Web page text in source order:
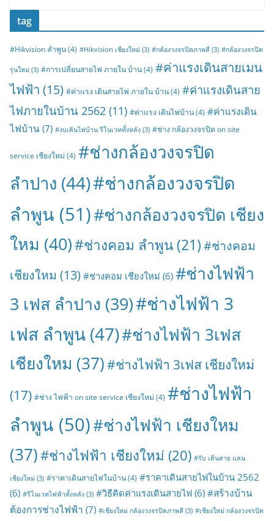
tag
#Hikvision ลำพูน(4) #Hikvision เชียงใหม่ (3) #กล้องวงจรปิดภาพสี (3) #กล้องวงจรปิด
รุ่นใหม่ (3) #การเปลี่ยนสายไฟ ภายใน บ้าน(4) #ค่าแรงเดินสายเมน
ไฟฟ้า (15) #ค่าแรง เดินสายไฟ ภายใน บ้าน(4) #ค่าแรงเดินสาย
ไฟภายในบ้าน 2562 (11) #ค่าแรง เดินไฟบ้าน(4) #ค่าแรงเดิน
ไฟบ้าน(7) #งบเดินไฟบ้าน รีโนเวททั้งหลัง (3) #ช่าง กล้องวงจรปิด on site
service เชียงใหม่ (4) #ช่างกล้องวงจรปิด
ลำปาง (44)#ช่างกล้องวงจรปิด
ลำพูน (51)#ช่างกล้องวงจรปิด เชียง
ใหม (40)#ช่างคอม ลำพูน (21)#ช่างคอม
เชียงใหม (13) #ช่างคอม เชียงใหม่ (6) #ช่างไฟฟ้า
3 เฟส ลำปาง (39)#ช่างไฟฟ้า 3
เฟส ลำพูน (47)#ช่างไฟฟ้า 3เฟส
เชียงใหม (37)#ช่างไฟฟ้า 3เฟส เชียงใหม่
(17) #ช่าง ไฟฟ้า on site service เชียงใหม่ (4) #ช่างไฟฟ้า
ลำพูน (50)#ช่างไฟฟ้า เชียงใหม
(37)#ช่างไฟฟ้า เชียงใหม่ (20) #รับ เดินสาย แลน
เชียงใหม่ (3) #ราคาเดินสายไฟในบ้าน(4) #ราคาเดินสายไฟในบ้าน 2562
(6) #รีโนเวทไฟฟ้าทั้งหลัง (3) #วิธีคิดค่าแรงเดินสายไฟ (6) #สร้างบ้าน
ต้องการช่างไฟฟ้า (7) #เชียงใหม่ กล้องวงจรปิดภาพสี (3) #เชียงใหม่ กล้องวงจรปิด